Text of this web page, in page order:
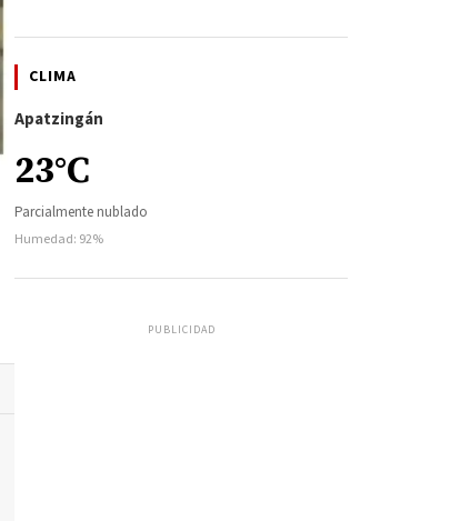
CLIMA
Apatzingán
23°C
Parcialmente nublado
Humedad: 92%
PUBLICIDAD